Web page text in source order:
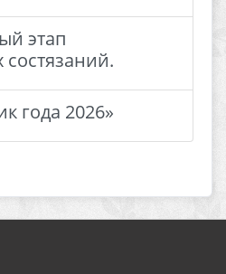
этап
состязаний.
года 2026»